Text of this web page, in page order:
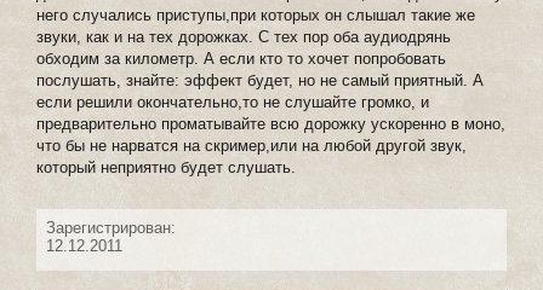
него случались приступы,при которых он слышал такие же
звуки, как и на тех дорожках. С тех пор оба аудиодрянь
обходим за километр. А если кто то хочет попробовать
послушать, знайте: эффект будет, но не самый приятный. А
если решили окончательно,то не слушайте громко, и
предварительно проматывайте всю дорожку ускоренно в моно,
что бы не нарватся на скример,или на любой другой звук,
который неприятно будет слушать.
Зарегистрирован:
12.12.2011